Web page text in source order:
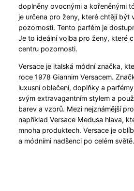
doplněny ovocnými a kořeněnými
je určena pro ženy, které chtějí být
pozornosti. Tento parfém je
Je to ideální volba pro ženy, které
centru pozornosti.
Versace je italská módní značka,
roce 1978 Giannim Versacem.
luxusní oblečení, doplňky a
svým extravagantním stylem a
barev a vzorů. Mezi nejznámější
například Versace Medusa hlava,
mnoha produktech. Versace je
a módními nadšenci po celém světě.